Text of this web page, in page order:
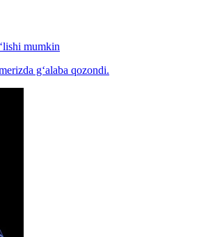
mumkin
g‘alaba qozondi.